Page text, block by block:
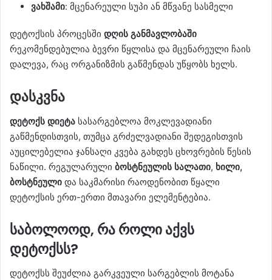
ვახშამი: მცენარეული სუპი ან მწვანე სასმელი
დეტოქსის პროცესში დღის განმავლობაში
რეკომენდებულია ბევრი წყლისა და მცენარეული ჩაის
დალევა, რაც ორგანიზმის გაწმენდას უწყობს ხელს.
დასკვნა
დეტოქს დიეტა სასარგებლოა მოკლევადიანი
გაწმენდისთვის, თუმცა გრძელვადიანი შედეგისთვის
აუცილებელია ჯანსაღი კვება გახდეს ცხოვრების წესის
ნაწილი. რეგულარული ბოსტნეულის სალათი, ხილი,
ბოსტნეული და საკმარისი რაოდენობით წყალი
დეტოქსის ერთ-ერთი მთავარი ელემენტებია.
საბოლოოდ, რა როლი აქვს
დეტოქსს?
დეტოქსს შეუძლია გარკვეული სარგებლის მოტანა